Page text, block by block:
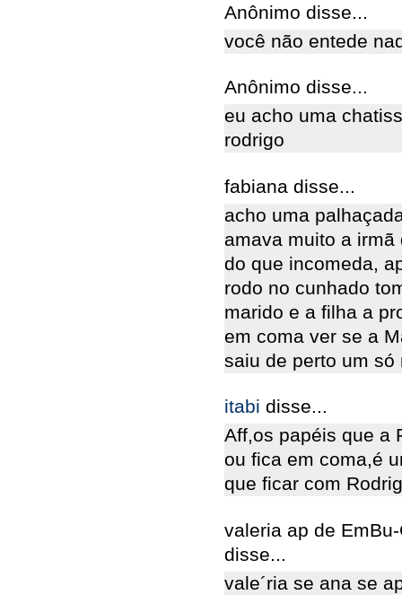
Anônimo disse...
você não entede
Anônimo disse...
eu acho uma
rodrigo
fabiana disse...
acho uma
amava muito a
do que incomeda,
rodo no cunhado
marido e a filha a
em coma ver se a
saiu de perto um só
itabi disse...
Aff,os papéis que a
ou fica em coma,é
que ficar com
valeria ap de
disse...
vale´ria se ana se